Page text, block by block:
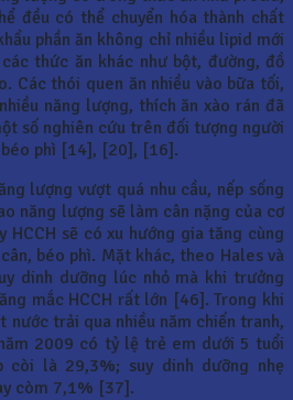
đều có thể chuyển hóa thành chất
phần ăn không chỉ nhiều lipid mới
thức ăn khác như bột, đường, đồ
Các thói quen ăn nhiều vào bữa tối,
năng lượng, thích ăn xào rán đã
số nghiên cứu trên đối tượng người
phì [14], [20], [16].
lượng vượt quá nhu cầu, nếp sống
năng lượng sẽ làm cân nặng của cơ
sẽ có xu hướng gia tăng cùng
béo phì. Mặt khác, theo Hales và
dinh dưỡng lúc nhỏ mà khi trưởng
mắc HCCH rất lớn [46]. Trong khi
trải qua nhiều năm chiến tranh,
2009 có tỷ lệ trẻ em dưới 5 tuổi
còi là 29,3%; suy dinh dưỡng nhẹ
còm 7,1% [37].